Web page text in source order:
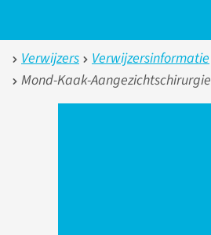
Verwijzers
Verwijzersinformatie
Mond-Kaak-Aangezichtschirurgie